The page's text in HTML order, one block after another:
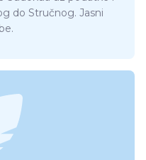
do Stručnog. Jasni